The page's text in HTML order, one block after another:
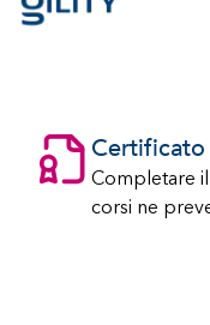
Completare
corsi ne